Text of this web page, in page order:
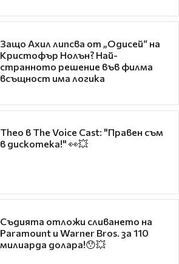
Защо Ахил липсва от „Одисей“ на
Кристофър Нолън? Най-
странното решение във филма
всъщност има логика
Theo в The Voice Cast: "Правен съм
в дискотека!" 👀💥
Съдията отложи сливането на
Paramount и Warner Bros. за 110
милиарда долара!😯💥